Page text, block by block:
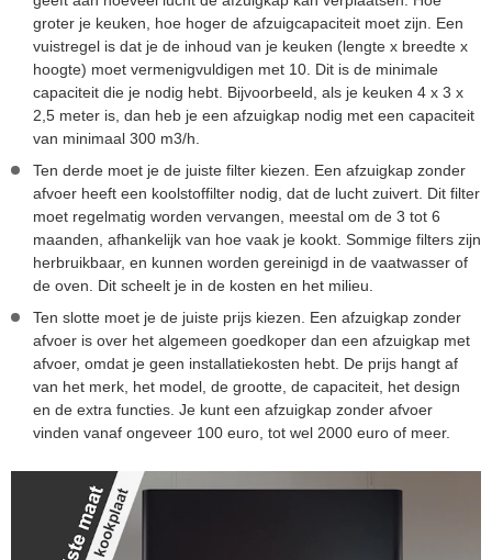
groter je keuken, hoe hoger de afzuigcapaciteit moet zijn. Een
vuistregel is dat je de inhoud van je keuken (lengte x breedte x
hoogte) moet vermenigvuldigen met 10. Dit is de minimale
capaciteit die je nodig hebt. Bijvoorbeeld, als je keuken 4 x 3 x
2,5 meter is, dan heb je een afzuigkap nodig met een capaciteit
van minimaal 300 m3/h.
Ten derde moet je de juiste filter kiezen. Een afzuigkap zonder
afvoer heeft een koolstoffilter nodig, dat de lucht zuivert. Dit filter
moet regelmatig worden vervangen, meestal om de 3 tot 6
maanden, afhankelijk van hoe vaak je kookt. Sommige filters zijn
herbruikbaar, en kunnen worden gereinigd in de vaatwasser of
de oven. Dit scheelt je in de kosten en het milieu.
Ten slotte moet je de juiste prijs kiezen. Een afzuigkap zonder
afvoer is over het algemeen goedkoper dan een afzuigkap met
afvoer, omdat je geen installatiekosten hebt. De prijs hangt af
van het merk, het model, de grootte, de capaciteit, het design
en de extra functies. Je kunt een afzuigkap zonder afvoer
vinden vanaf ongeveer 100 euro, tot wel 2000 euro of meer.